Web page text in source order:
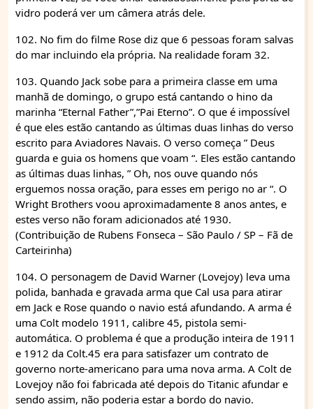
vidro poderá ver um câmera atrás dele.
102. No fim do filme Rose diz que 6 pessoas foram salvas
do mar incluindo ela própria. Na realidade foram 32.
103. Quando Jack sobe para a primeira classe em uma
manhã de domingo, o grupo está cantando o hino da
marinha “Eternal Father”,”Pai Eterno”. O que é impossível
é que eles estão cantando as últimas duas linhas do verso
escrito para Aviadores Navais. O verso começa ” Deus
guarda e guia os homens que voam “. Eles estão cantando
as últimas duas linhas, ” Oh, nos ouve quando nós
erguemos nossa oração, para esses em perigo no ar “. O
Wright Brothers voou aproximadamente 8 anos antes, e
estes verso não foram adicionados até 1930.
(Contribuição de Rubens Fonseca – São Paulo / SP – Fã de
Carteirinha)
104. O personagem de David Warner (Lovejoy) leva uma
polida, banhada e gravada arma que Cal usa para atirar
em Jack e Rose quando o navio está afundando. A arma é
uma Colt modelo 1911, calibre 45, pistola semi-
automática. O problema é que a produção inteira de 1911
e 1912 da Colt.45 era para satisfazer um contrato de
governo norte-americano para uma nova arma. A Colt de
Lovejoy não foi fabricada até depois do Titanic afundar e
sendo assim, não poderia estar a bordo do navio.